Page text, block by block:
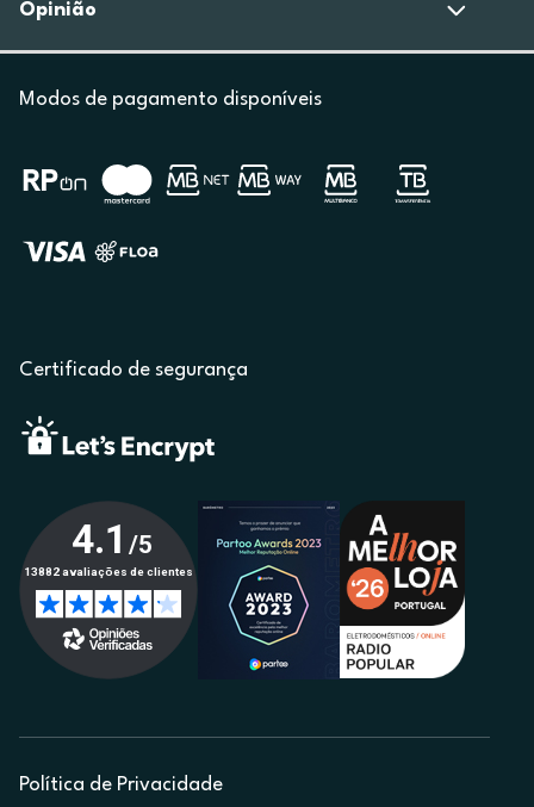
Opinião
Modos de pagamento disponíveis
Certificado de segurança
Política de Privacidade